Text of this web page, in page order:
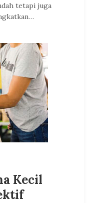
tetapi juga
Kecil